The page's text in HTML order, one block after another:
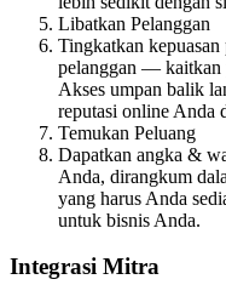
Libatkan Pelanggan
Tingkatkan kepuasan
pelanggan — kaitkan
Akses umpan balik
reputasi online Anda
Temukan Peluang
Dapatkan angka &
Anda, dirangkum
yang harus Anda
untuk bisnis Anda.
Integrasi Mitra